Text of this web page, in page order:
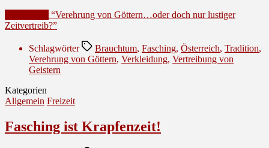
“Verehrung von Göttern…oder doch nur lustiger
Zeitvertreib?”
Schlagwörter Brauchtum, Fasching, Österreich, Tradition,
Verehrung von Göttern, Verkleidung, Vertreibung von
Geistern
Kategorien
Allgemein Freizeit
Fasching ist Krapfenzeit!